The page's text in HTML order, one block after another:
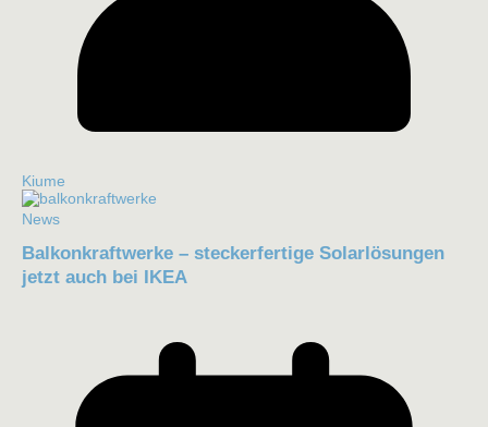
Kiume
News
Balkonkraftwerke – steckerfertige Solarlösungen
jetzt auch bei IKEA